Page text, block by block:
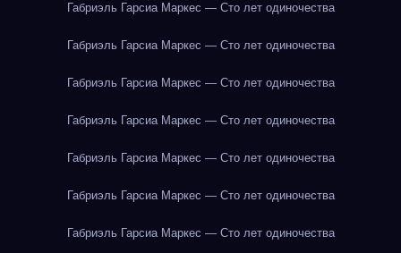
Габриэль Гарсиа Маркес — Сто лет одиночества
Габриэль Гарсиа Маркес — Сто лет одиночества
Габриэль Гарсиа Маркес — Сто лет одиночества
Габриэль Гарсиа Маркес — Сто лет одиночества
Габриэль Гарсиа Маркес — Сто лет одиночества
Габриэль Гарсиа Маркес — Сто лет одиночества
Габриэль Гарсиа Маркес — Сто лет одиночества